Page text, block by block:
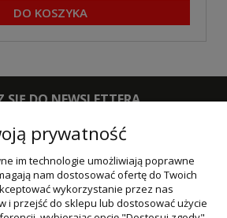
DO KOSZYKA
SIĘ DO NEWSLETTERA
POMOC
MOJE KONTO
prywatność
im technologie umożliwiają poprawne
nam dostosować ofertę do Twoich
wykorzystanie przez nas
i przejść do sklepu lub dostosować użycie